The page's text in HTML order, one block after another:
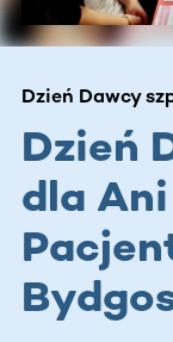
Dzień Dawcy
Dzień
dla